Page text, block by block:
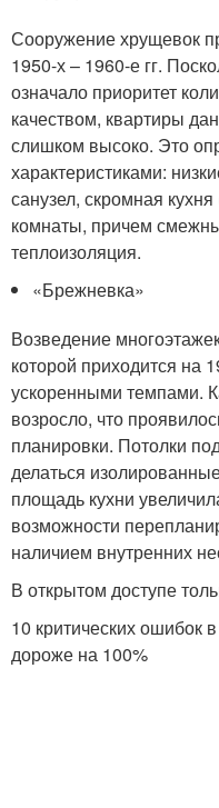
Сооружение хрущевок
1950-х – 1960-е гг.
означало приоритет
качеством, квартиры
слишком высоко. Это
характеристиками:
санузел, скромная
комнаты, причем
теплоизоляция.
«Брежневка»
Возведение
которой приходится на
ускоренными темпами.
возросло, что
планировки. Потолки
делаться
площадь кухни
возможности
наличием внутренних
В открытом доступе
10 критических ошибок
дороже на 100%